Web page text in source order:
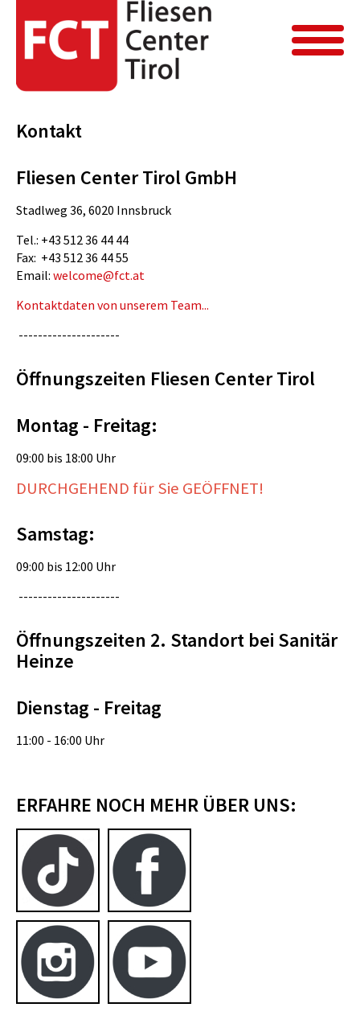
Kontakt
Kontakt
Kontakt
Fliesen Center Tirol GmbH
Stadlweg 36, 6020 Innsbruck
Tel.: +43 512 36 44 44
Fax: +43 512 36 44 55
Email: welcome@fct.at
Kontaktdaten von unserem Team...
---------------------
Öffnungszeiten Fliesen Center Tirol
Montag - Freitag:
09:00 bis 18:00 Uhr
DURCHGEHEND für Sie GEÖFFNET!
Samstag:
09:00 bis 12:00 Uhr
---------------------
Öffnungszeiten 2. Standort bei Sanitär
Heinze
Dienstag - Freitag
11:00 - 16:00 Uhr
ERFAHRE NOCH MEHR ÜBER UNS: